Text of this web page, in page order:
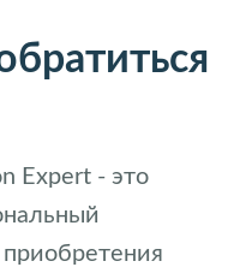
Expert - это